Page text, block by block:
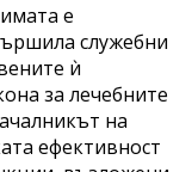
е
служебни
ѝ
за лечебните
на
ефективност